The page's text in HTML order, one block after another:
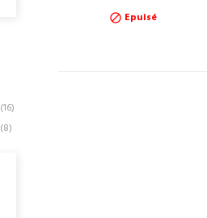
(16)
(8)
 Epuisé